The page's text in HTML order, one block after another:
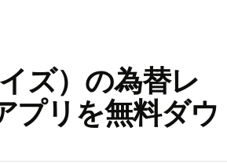
ズ）の為替レ
プリを無料ダウ